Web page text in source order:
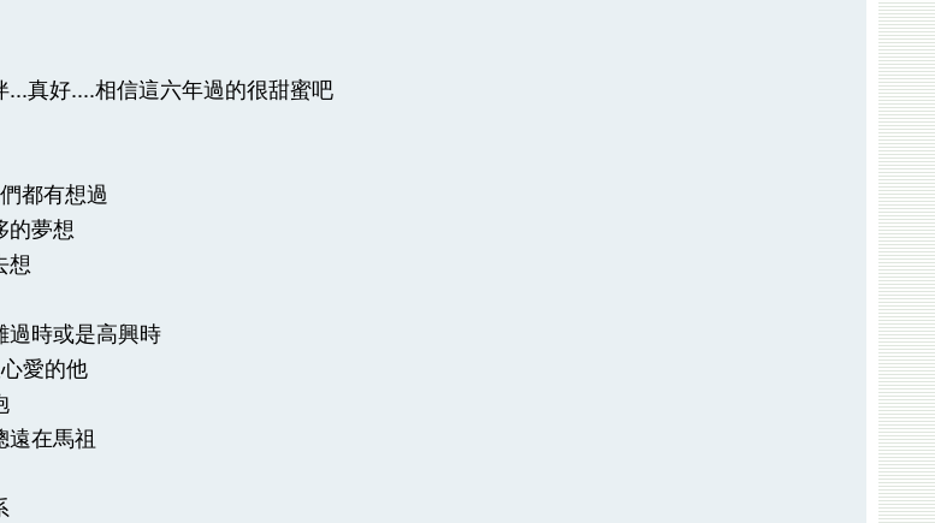
...真好....相信這六年過的很甜蜜吧
都有想過
的夢想
想
過時或是高興時
愛的他
遠在馬祖